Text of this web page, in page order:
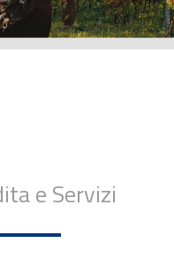
e Servizi